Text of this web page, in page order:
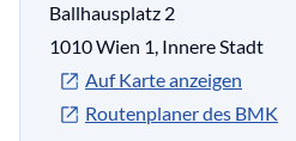
Ballhausplatz 2
1010 Wien 1, Innere Stadt
Auf Karte anzeigen
Routenplaner des BMK